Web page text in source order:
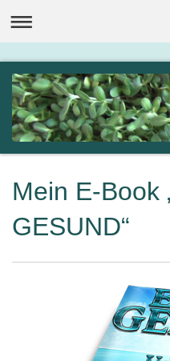
Mein E-Book
GESUND“